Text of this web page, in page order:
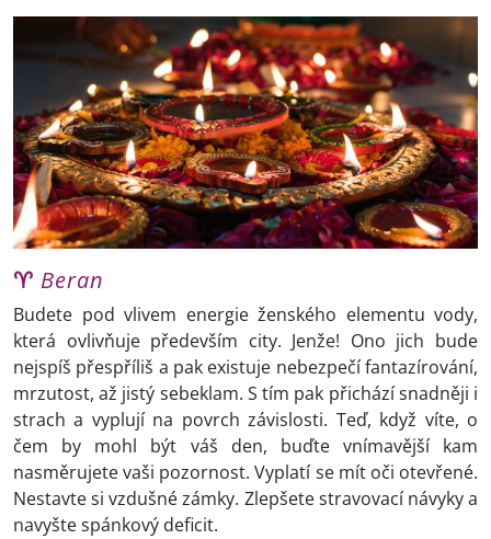
♈ Beran
Budete pod vlivem energie ženského elementu vody,
která ovlivňuje především city. Jenže! Ono jich bude
nejspíš přespříliš a pak existuje nebezpečí fantazírování,
mrzutost, až jistý sebeklam. S tím pak přichází snadněji i
strach a vyplují na povrch závislosti. Teď, když víte, o
čem by mohl být váš den, buďte vnímavější kam
nasměrujete vaši pozornost. Vyplatí se mít oči otevřené.
Nestavte si vzdušné zámky. Zlepšete stravovací návyky a
navyšte spánkový deficit.